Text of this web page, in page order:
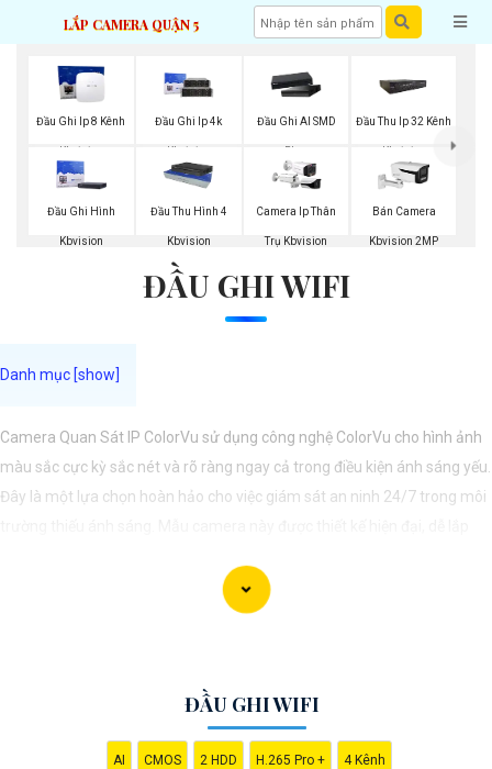
LẮP CAMERA QUẬN 5
Đầu Ghi Ip 8 Kênh
Kbvision
Đầu Ghi Ip 4k
Kbvision
Đầu Ghi AI SMD
Plus
Đầu Thu Ip 32 Kênh
Kbvision
Đầu Ghi Hình
Kbvision
Đầu Thu Hình 4
Kbvision
Camera Ip Thân
Trụ Kbvision
Bán Camera
Kbvision 2MP
ĐẦU GHI WIFI
Camera Quan Sát IP ColorVu sử dụng công nghệ ColorVu cho hình ảnh
màu sắc cực kỳ sắc nét và rõ ràng ngay cả trong điều kiện ánh sáng yếu.
Đây là một lựa chọn hoàn hảo cho việc giám sát an ninh 24/7 trong môi
gia đình, hay nhà kho. Camera Quan Sát IP ColorVu cung cấp khả năng
quan sát từ xa qua hệ thống mạng internet, giúp bạn dễ dàng theo dõi
ĐẦU GHI WIFI
AI CMOS 2 HDD H.265 Pro + 4 Kênh